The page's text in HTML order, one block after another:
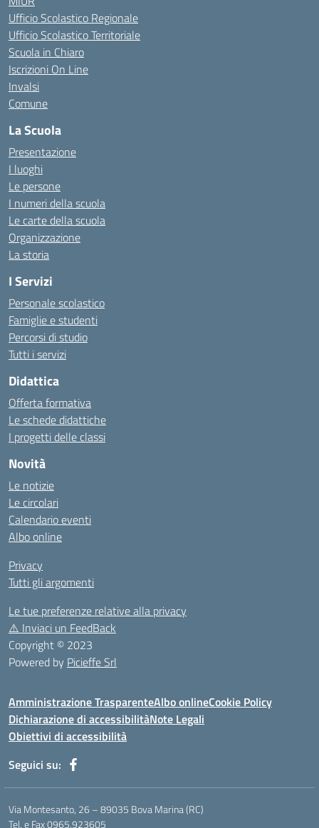
Ufficio Scolastico Regionale
Ufficio Scolastico Territoriale
Scuola in Chiaro
Iscrizioni On Line
Invalsi
Comune
La Scuola
Presentazione
I luoghi
Le persone
I numeri della scuola
Le carte della scuola
Organizzazione
La storia
I Servizi
Personale scolastico
Famiglie e studenti
Percorsi di studio
Tutti i servizi
Didattica
Offerta formativa
Le schede didattiche
I progetti delle classi
Novità
Le notizie
Le circolari
Calendario eventi
Albo online
Privacy
Tutti gli argomenti
Le tue preferenze relative alla privacy
⚠️ Inviaci un FeedBack
Copyright © 2023
Powered by Picieffe Srl
Amministrazione TrasparenteAlbo onlineCookie Policy
Dichiarazione di accessibilitàNote Legali
Obiettivi di accessibilità
Seguici su:
Via Montesanto, 26 – 89035 Bova Marina (RC)
Tel. e Fax 0965.923605